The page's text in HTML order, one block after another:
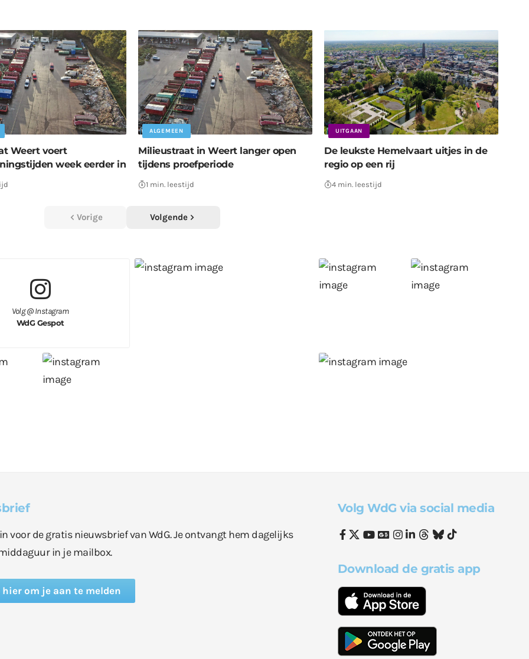
Weert voert
week eerder in
ALGEMEEN
Milieustraat in Weert langer open
tijdens proefperiode
1 min. leestijd
UITGAAN
De leukste Hemelvaart uitjes in de
regio op een rij
4 min. leestijd
Vorige Volgende
Volg @ Instagram
WdG Gespot
voor de gratis nieuwsbrief van WdG. Je ontvangt hem dagelijks
in je mailbox.
om je aan te melden
Volg WdG via social media
Download de gratis app